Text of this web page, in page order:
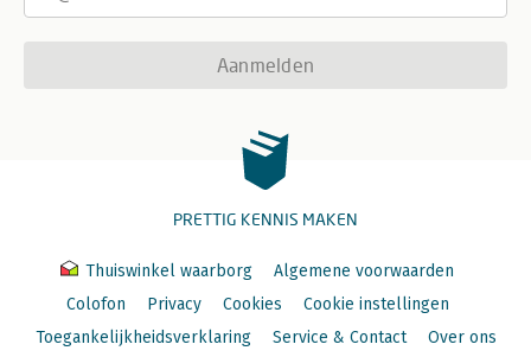
Aanmelden
PRETTIG KENNIS MAKEN
Thuiswinkel waarborg
Algemene voorwaarden
Colofon
Privacy Cookies
Cookie instellingen
Toegankelijkheidsverklaring
Service & Contact Over ons